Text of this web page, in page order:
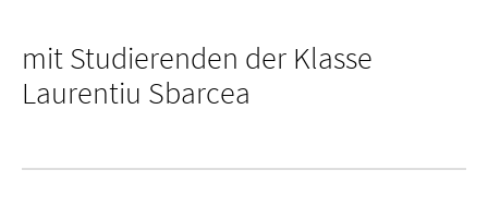
mit Studierenden der Klasse
Laurentiu Sbarcea